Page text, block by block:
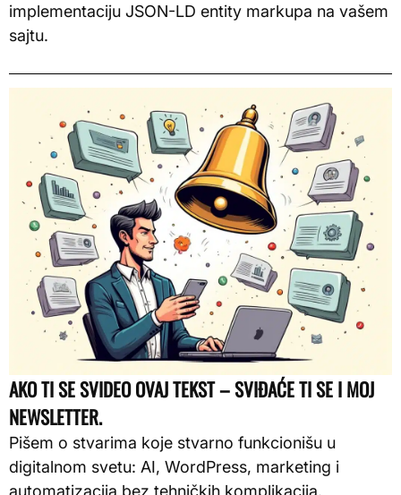
implementaciju JSON-LD entity markupa na vašem
sajtu.
AKO TI SE SVIDEO OVAJ TEKST – SVIĐAĆE TI SE I MOJ
NEWSLETTER.
Pišem o stvarima koje stvarno funkcionišu u
digitalnom svetu: AI, WordPress, marketing i
automatizacija bez tehničkih komplikacija.